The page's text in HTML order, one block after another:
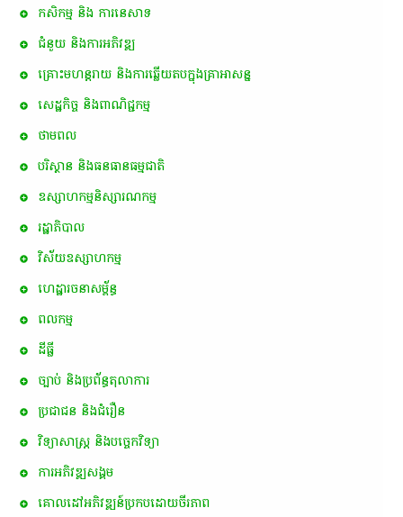
កសិកម្ម​ និង​ ការ​នេ​សាទ​
ជំនួយ និងការអភិវឌ្ឍ
គ្រោះមហន្តរាយ និងការឆ្លើយតបក្នុងគ្រាអាសន្ន
សេដ្ឋកិច្ច និងពាណិជ្ជកម្ម
ថាមពល
បរិស្ថាន និងធនធានធម្មជាតិ
ឧស្សាហកម្មនិស្សារណកម្ម
រដ្ឋាភិបាល
វិស័យឧស្សាហកម្ម
ហេដ្ឋារចនាសម្ព័ន្ធ
ពល​កម្ម
ដីធ្លី
ច្បាប់ និងប្រព័ន្ធតុលាការ
ប្រជាជន និងជំរឿន
វិទ្យាសាស្ត្រ និងបច្ចេកវិទ្យា
ការ​អភិវឌ្ឍ​សង្គម
គោលដៅ​អភិវឌ្ឍន៍​ប្រកបដោយ​ចីរភាព